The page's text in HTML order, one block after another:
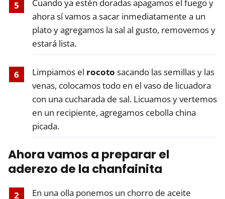
Cuando ya estén doradas apagamos el fuego y
ahora sí vamos a sacar inmediatamente a un
plato y agregamos la sal al gusto, removemos y
estará lista.
Limpiamos el rocoto sacando las semillas y las
venas, colocamos todo en el vaso de licuadora
con una cucharada de sal. Licuamos y vertemos
en un recipiente, agregamos cebolla china
picada.
Ahora vamos a preparar el
aderezo de la chanfainita
En una olla ponemos un chorro de aceite